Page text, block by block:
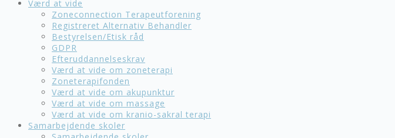
Værd at vide
Zoneconnection Terapeutforening
Registreret Alternativ Behandler
Bestyrelsen/Etisk råd
GDPR
Efteruddannelseskrav
Værd at vide om zoneterapi
Zoneterapifonden
Værd at vide om akupunktur
Værd at vide om massage
Værd at vide om kranio-sakral terapi
Samarbejdende skoler